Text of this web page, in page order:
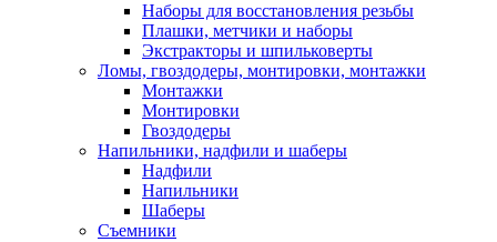
Наборы для восстановления резьбы
Плашки, метчики и наборы
Экстракторы и шпильковерты
Ломы, гвоздодеры, монтировки, монтажки
Монтажки
Монтировки
Гвоздодеры
Напильники, надфили и шаберы
Надфили
Напильники
Шаберы
Съемники